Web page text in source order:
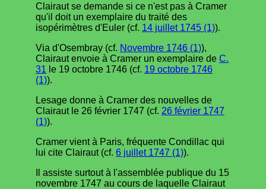
Clairaut se demande si ce n'est pas à Cramer
qu'il doit un exemplaire du traité des
isopérimètres d'Euler (cf. 14 juillet 1745 (1)).
Via d'Osembray (cf. Novembre 1746 (1)),
Clairaut envoie à Cramer un exemplaire de C.
31 le 19 octobre 1746 (cf. 19 octobre 1746
(1)).
Lesage donne à Cramer des nouvelles de
Clairaut le 26 février 1747 (cf. 26 février 1747
(1)).
Cramer vient à Paris, fréquente Condillac qui
lui cite Clairaut (cf. 6 juillet 1747 (1)).
Il assiste surtout à l'assemblée publique du 15
novembre 1747 au cours de laquelle Clairaut